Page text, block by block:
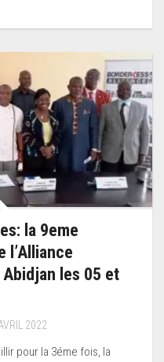
la 9eme
l’Alliance
les 05 et
2022
pour la 3éme fois, la